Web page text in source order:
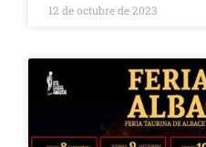
12 de octubre de 2023